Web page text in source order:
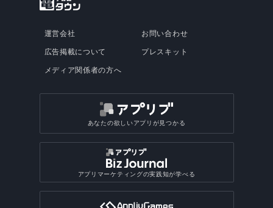
運営会社
広告掲載について
メディア関係者の方へ
お問い合わせ
プレスキット
あなたの欲しいアプリが見つかる
アプリマーケティングの実践知が学べる